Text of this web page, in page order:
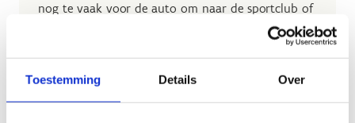
Toestemming Details Over
nog te vaak voor de auto om naar de sportclub of
sportaccommodatie te gaan. Ook aanpassingen op
te bewegen en te sporten, ook richting de
sportclub. Dé ideale opwarming!